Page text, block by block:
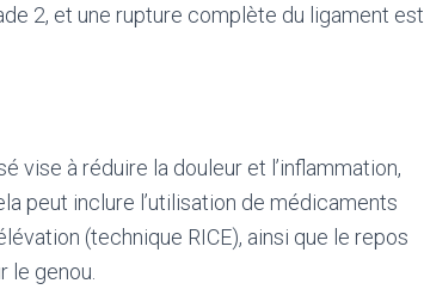
2, et une rupture complète du ligament est
vise à réduire la douleur et l’inflammation,
peut inclure l’utilisation de médicaments
(technique RICE), ainsi que le repos
le genou.